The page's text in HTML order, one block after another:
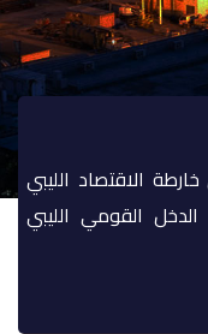
الاقتصاد الليبي
القومي الليبي